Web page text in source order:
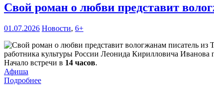
Свой роман о любви представит
01.07.2026 Новости, 6+
работника культуры России Леонида Кирилловича Иванова
Начало встречи в 14 часов.
Афиша
Подробнее